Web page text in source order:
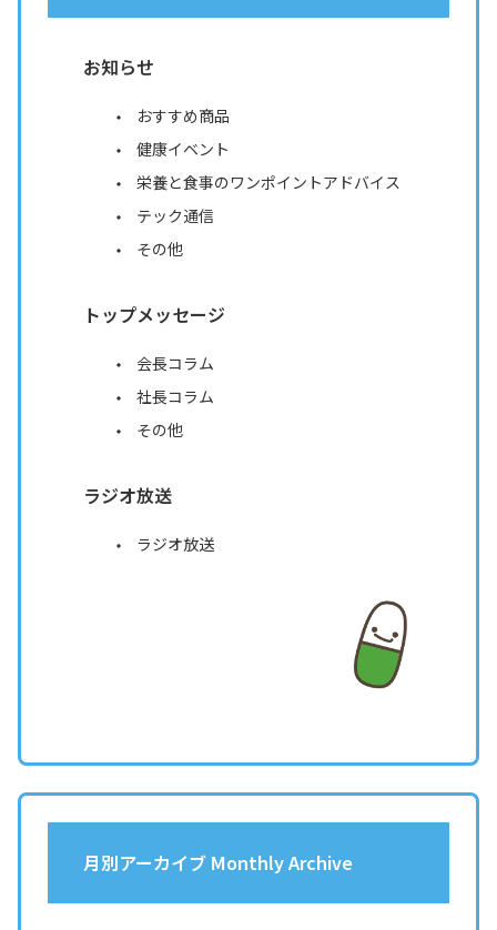
お知らせ
おすすめ商品
健康イベント
栄養と食事のワンポイントアドバイス
テック通信
その他
トップメッセージ
会長コラム
社長コラム
その他
ラジオ放送
ラジオ放送
月別アーカイブ Monthly Archive